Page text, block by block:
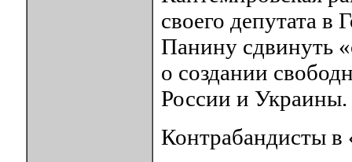
своего депутата
Панину сдвинуть
о создании
России и Украины.
Контрабандисты в